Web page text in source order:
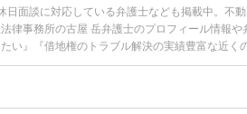
面談に対応している弁護士なども掲載中。不
事務所の古屋 岳弁護士のプロフィール情報
い』『借地権のトラブル解決の実績豊富な近
んにおすすめです。